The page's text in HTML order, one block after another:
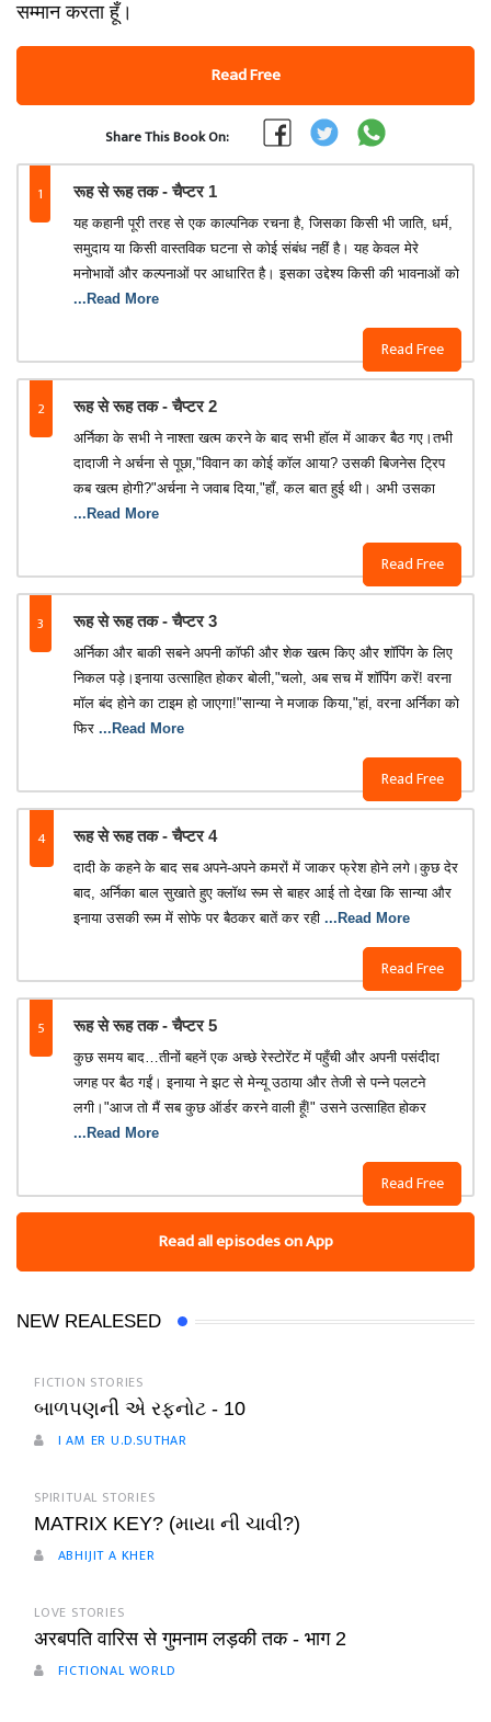
सम्मान करता हूँ।
Read Free
Share This Book On:
1 रूह से रूह तक - चैप्टर 1
Read Free
यह कहानी पूरी तरह से एक काल्पनिक रचना है, जिसका किसी भी जाति, धर्म,
समुदाय या किसी वास्तविक घटना से कोई संबंध नहीं है। यह केवल मेरे
मनोभावों और कल्पनाओं पर आधारित है। इसका उद्देश्य किसी की भावनाओं को
...Read More
2 रूह से रूह तक - चैप्टर 2
Read Free
अर्निका के सभी ने नाश्ता खत्म करने के बाद सभी हॉल में आकर बैठ गए।तभी
दादाजी ने अर्चना से पूछा,"विवान का कोई कॉल आया? उसकी बिजनेस ट्रिप
कब खत्म होगी?"अर्चना ने जवाब दिया,"हाँ, कल बात हुई थी। अभी उसका
...Read More
3 रूह से रूह तक - चैप्टर 3
Read Free
अर्निका और बाकी सबने अपनी कॉफी और शेक खत्म किए और शॉपिंग के लिए
निकल पड़े।इनाया उत्साहित होकर बोली,"चलो, अब सच में शॉपिंग करें! वरना
मॉल बंद होने का टाइम हो जाएगा!"सान्या ने मजाक किया,"हां, वरना अर्निका को
फिर ...Read More
4 रूह से रूह तक - चैप्टर 4
Read Free
दादी के कहने के बाद सब अपने-अपने कमरों में जाकर फ्रेश होने लगे।कुछ देर
बाद, अर्निका बाल सुखाते हुए क्लॉथ रूम से बाहर आई तो देखा कि सान्या और
इनाया उसकी रूम में सोफे पर बैठकर बातें कर रही ...Read More
5 रूह से रूह तक - चैप्टर 5
Read Free
कुछ समय बाद…तीनों बहनें एक अच्छे रेस्टोरेंट में पहुँची और अपनी पसंदीदा
जगह पर बैठ गईं। इनाया ने झट से मेन्यू उठाया और तेजी से पन्ने पलटने
लगी।"आज तो मैं सब कुछ ऑर्डर करने वाली हूँ!" उसने उत्साहित होकर
...Read More
Read all episodes on App
NEW REALESED
FICTION STORIES
બાળપણની એ રફનોટ - 10
I AM ER U.D.SUTHAR
SPIRITUAL STORIES
MATRIX KEY? (માયા ની ચાવી?)
ABHIJIT A KHER
LOVE STORIES
अरबपति वारिस से गुमनाम लड़की तक - भाग 2
FICTIONAL WORLD